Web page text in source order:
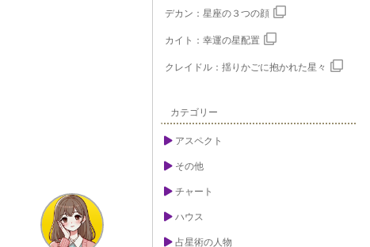
デカン：星座の３つの顔
カイト：幸運の星配置
クレイドル：揺りかごに抱かれた星々
カテゴリー
アスペクト
その他
チャート
ハウス
占星術の人物